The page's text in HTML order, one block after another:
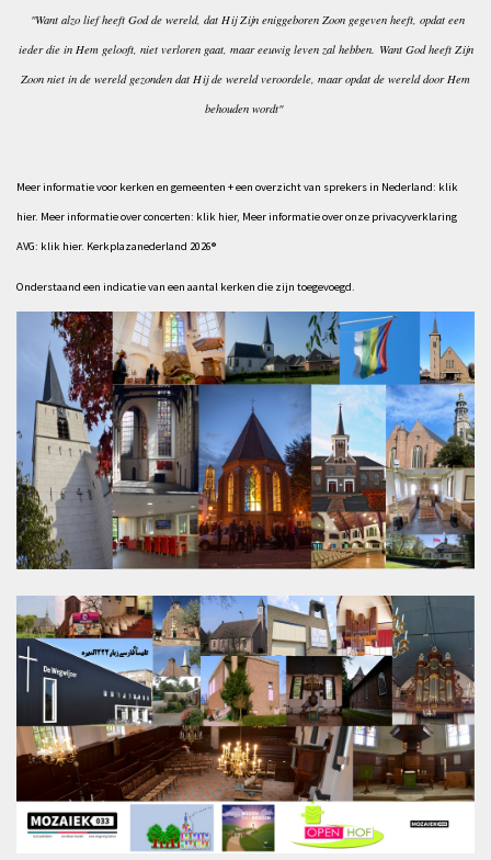
"Want alzo lief heeft God de wereld, dat Hij Zijn eniggeboren Zoon gegeven heeft, opdat een
ieder die in Hem gelooft, niet verloren gaat, maar eeuwig leven zal hebben. Want God heeft Zijn
Zoon niet in de wereld gezonden dat Hij de wereld veroordele, maar opdat de wereld door Hem
behouden wordt"
Meer informatie voor kerken en gemeenten + een overzicht van sprekersin Nederland: klik
hier. Meer informatie over concerten: klik hier, Meer informatie over onze privacyverklaring
AVG: klik hier. Kerkplazanederland 2026®
Onderstaand een indicatie van een aantal kerken die zijn toegevoegd.